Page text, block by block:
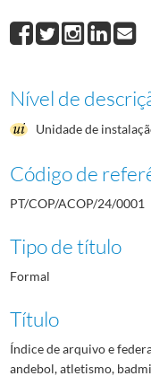
Nível de
Unidade de
Código de
PT/COP/ACOP/24/0001
Tipo de título
Formal
Título
Índice de arquivo e
andebol, atletismo,